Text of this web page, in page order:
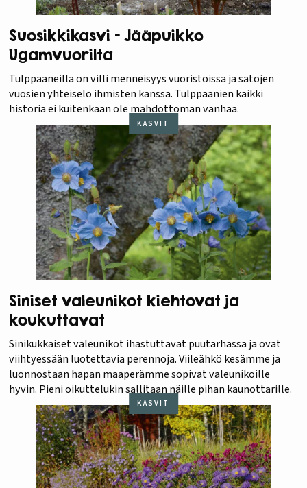
Suosikkikasvi – Jääpuikko
Ugamvuorilta
Tulppaaneilla on villi menneisyys vuoristoissa ja satojen
vuosien yhteiselo ihmisten kanssa. Tulppaanien kaikki
historia ei kuitenkaan ole mahdottoman vanhaa.
KASVIT
Siniset valeunikot kiehtovat ja
koukuttavat
Sinikukkaiset valeunikot ihastuttavat puutarhassa ja ovat
viihtyessään luotettavia perennoja. Viileähkö kesämme ja
luonnostaan hapan maaperämme sopivat valeunikoille
hyvin. Pieni oikuttelukin sallitaan näille pihan kaunottarille.
KASVIT